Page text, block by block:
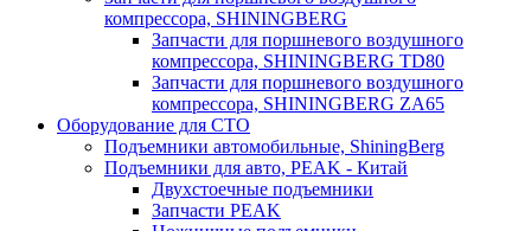
компрессора, SHININGBERG
Запчасти для поршневого воздушного
компрессора, SHININGBERG TD80
Запчасти для поршневого воздушного
компрессора, SHININGBERG ZA65
Оборудование для СТО
Подъемники автомобильные, ShiningBerg
Подъемники для авто, PEAK - Китай
Двухстоечные подъемники
Запчасти PEAK